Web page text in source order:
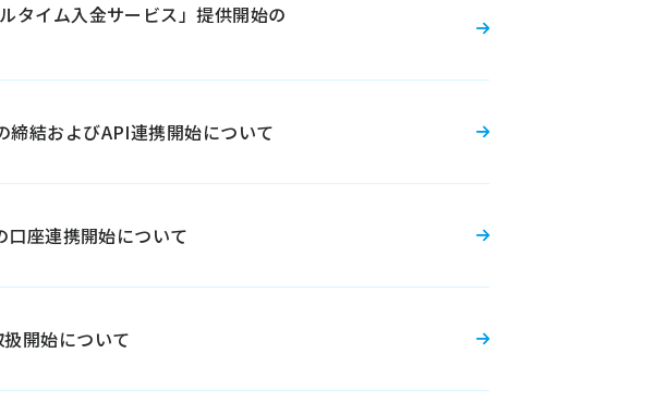
タイム入金サービス」提供開始の
結およびAPI連携開始について
座連携開始について
開始について